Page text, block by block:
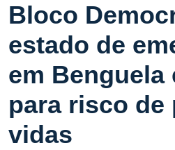
Bloco
estado de
em Benguela
para risco de
vidas